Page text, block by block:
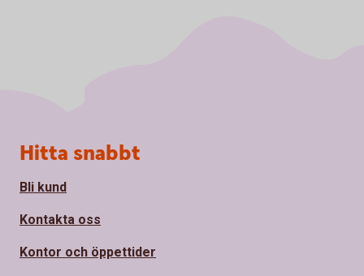
Sidfot
Hitta snabbt
Bli kund
Kontakta oss
Kontor och öppettider